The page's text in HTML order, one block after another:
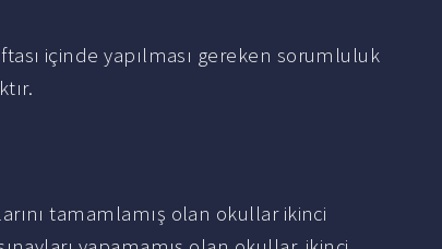
içinde yapılması gereken sorumluluk
tamamlamış olan okullar ikinci